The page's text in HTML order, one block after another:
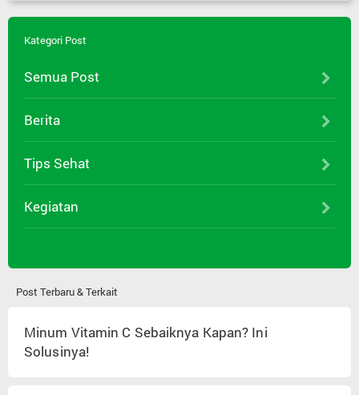
Kategori Post
Semua Post
Berita
Tips Sehat
Kegiatan
Post Terbaru & Terkait
Minum Vitamin C Sebaiknya Kapan? Ini
Solusinya!